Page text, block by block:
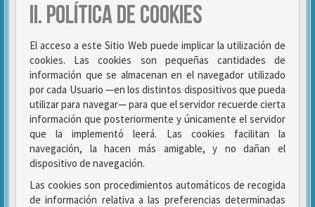
II. POLÍTICA DE COOKIES
El acceso a este Sitio Web puede implicar la utilización de
cookies. Las cookies son pequeñas cantidades de
información que se almacenan en el navegador utilizado
por cada Usuario —en los distintos dispositivos que pueda
utilizar para navegar— para que el servidor recuerde cierta
información que posteriormente y únicamente el servidor
que la implementó leerá. Las cookies facilitan la
navegación, la hacen más amigable, y no dañan el
dispositivo de navegación.
Las cookies son procedimientos automáticos de recogida
de información relativa a las preferencias determinadas